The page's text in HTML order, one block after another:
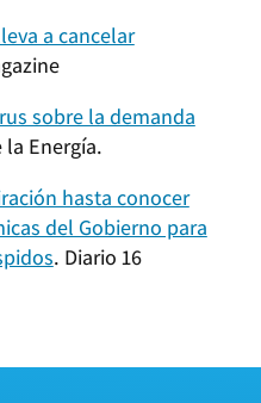
a cancelar
sobre la demanda
la Energía.
hasta conocer
del Gobierno para
. Diario 16